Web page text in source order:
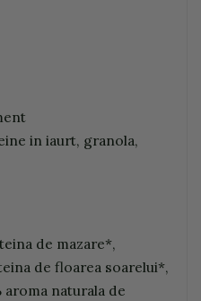
in iaurt, granola,
de mazare*,
de floarea soarelui*,
naturala de